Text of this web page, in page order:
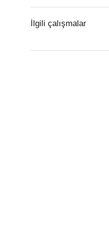
İlgili çalışmalar